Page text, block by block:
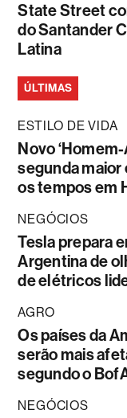
State Street
do Santander
Latina
ÚLTIMAS
ESTILO DE VIDA
Novo
segunda
os tempos em
NEGÓCIOS
Tesla prepara
Argentina de
de elétricos
AGRO
Os países da
serão mais
segundo o
NEGÓCIOS